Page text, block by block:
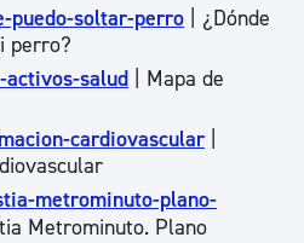
puedo-soltar-perro | ¿Dónde
perro?
salud | Mapa de
cardiovascular|
metrominuto-plano-
Metrominuto. Plano